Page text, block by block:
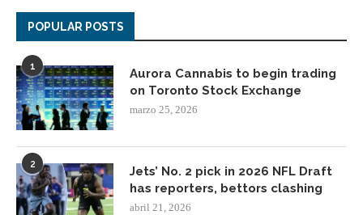
POPULAR POSTS
1
Aurora Cannabis to begin trading
on Toronto Stock Exchange
marzo 25, 2026
2
Jets’ No. 2 pick in 2026 NFL Draft
has reporters, bettors clashing
abril 21, 2026